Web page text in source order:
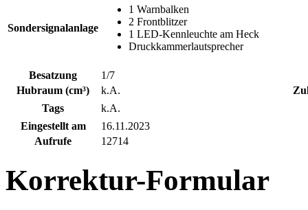
Sondersignalanlage
1 Warnbalken
2 Frontblitzer
1 LED-Kennleuchte am Heck
Druckkammerlautsprecher
Besatzung
1/7
Hubraum (cm³)
k.A.
Tags
k.A.
Eingestellt am
16.11.2023
Aufrufe
12714
Korrektur-Formular